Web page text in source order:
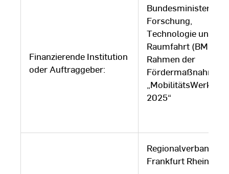
Finanzierende Institution
oder Auftraggeber:
Bundesministerium
Forschung,
Technologie und
Raumfahrt
Rahmen der
Fördermaßnahme
2025“
Regionalverband
Frankfurt RheinMain